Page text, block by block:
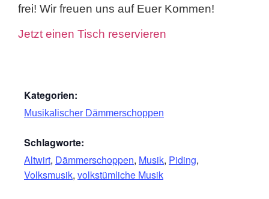
frei! Wir freuen uns auf Euer Kommen!
Jetzt einen Tisch reservieren
Kategorien:
Musikalischer Dämmerschoppen
Schlagworte:
Altwirt, Dämmerschoppen, Musik, Piding,
Volksmusik, volkstümliche Musik